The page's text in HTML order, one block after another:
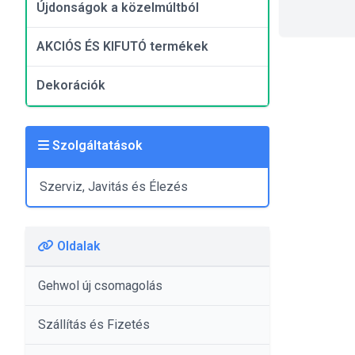
Újdonságok a közelmúltból
AKCIÓS ÉS KIFUTÓ termékek
Dekorációk
Szolgáltatások
Szerviz, Javitás és Élezés
Oldalak
Gehwol új csomagolás
Szállítás és Fizetés